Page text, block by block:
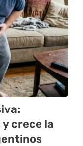
crece la